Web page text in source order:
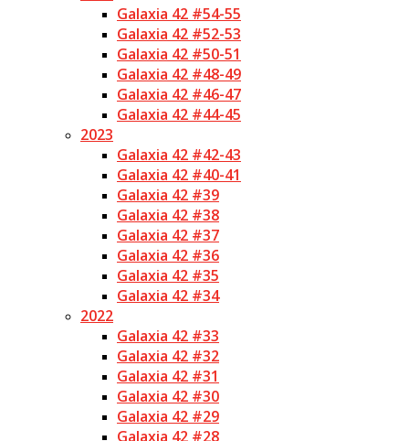
Galaxia 42 #54-55
Galaxia 42 #52-53
Galaxia 42 #50-51
Galaxia 42 #48-49
Galaxia 42 #46-47
Galaxia 42 #44-45
2023
Galaxia 42 #42-43
Galaxia 42 #40-41
Galaxia 42 #39
Galaxia 42 #38
Galaxia 42 #37
Galaxia 42 #36
Galaxia 42 #35
Galaxia 42 #34
2022
Galaxia 42 #33
Galaxia 42 #32
Galaxia 42 #31
Galaxia 42 #30
Galaxia 42 #29
Galaxia 42 #28